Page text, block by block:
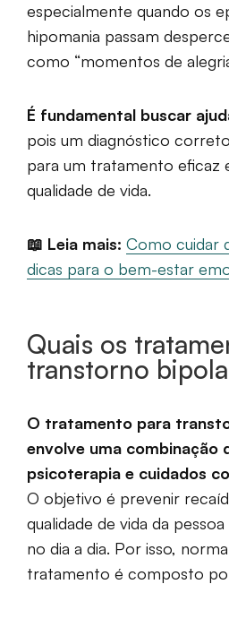
especialmente quando os
hipomania passam
como “momentos de
É fundamental buscar
pois um diagnóstico
para um tratamento eficaz
qualidade de vida.
📖 Leia mais: Como cuidar
dicas para o bem-estar
Quais os
transtorno
O tratamento para
envolve uma combinação
psicoterapia e cuidados
O objetivo é prevenir
qualidade de vida da
no dia a dia. Por isso,
tratamento é composto